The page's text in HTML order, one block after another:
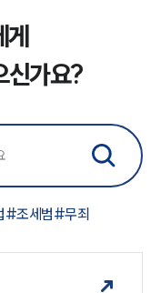
게
신가요?
#조세범#무죄